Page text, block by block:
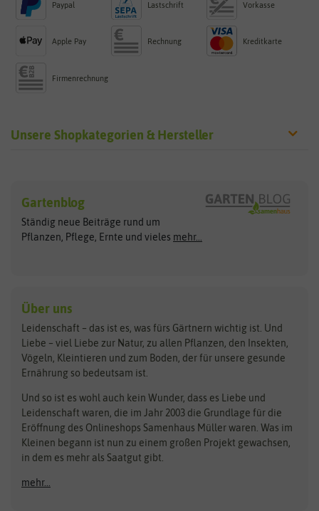
Paypal Lastschrift Vorkasse
Apple Pay Rechnung Kreditkarte
Firmenrechnung
Unsere Shopkategorien & Hersteller
Exotische Samen
Gemüsesamen
Gründünger
Kräutersamen
Obstsamen
Pilzbrut
Rasensamen
Steckzwiebeln
Zimmer & Kübelpflanzen
Kataloge
Schnäppchen
Anzucht & Gartenzubehör
Anzuchtschalen
Arche Noah
ASB Greenworld
Benary
Bingenheimer Saatgut
Bionana
BIOWOL
Blumicorn
Bûten Birds
Clever Pots
COMPO
Dürr-Samen
Feldsaaten Freudenberger
Fertil
Flora Elite
Gartenblog
Ständig neue Beiträge rund um
Pflanzen, Pflege, Ernte und vieles mehr...
Über uns
Leidenschaft – das ist es, was fürs Gärtnern wichtig ist. Und
Liebe – viel Liebe zur Natur, zu allen Pflanzen, den Insekten,
Vögeln, Kleintieren und zum Boden, der für unsere gesunde
Ernährung so bedeutsam ist.
Und so ist es wohl auch kein Wunder, dass es Liebe und
Leidenschaft waren, die im Jahr 2003 die Grundlage für die
Eröffnung des Onlineshops Samenhaus Müller waren. Was im
Kleinen begann ist nun zu einem großen Projekt gewachsen,
in dem es mehr als Saatgut gibt.
mehr...